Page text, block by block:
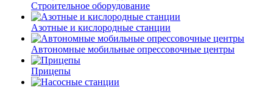
Строительное оборудование
Азотные и кислородные станции
Автономные мобильные опрессовочные центры
Прицепы